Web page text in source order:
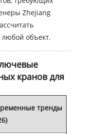
Zhejiang
объект.
кранов для
тренды